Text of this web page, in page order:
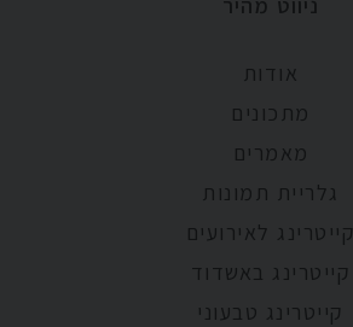
אודות
מתכונים
מאמרים
גלריית תמונות
קייטרינג לאירועים
קייטרינג באשדוד
קייטרינג טבעוני